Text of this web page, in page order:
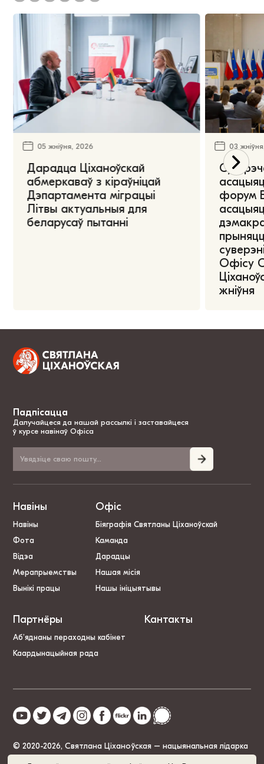
05 жніўня, 2026
Дарадца Ціханоўскай
абмеркаваў з кіраўніцай
Дэпартамента міграцыі
Літвы актуальныя для
беларусаў пытанні
03
форум
Офісу
жніўня
Падпісацца
Далучайцеся да нашай рассылкі і заставайцеся
ў курсе навінаў Офіса
Навіны
Навіны
Фота
Відэа
Мерапрыемствы
Вынікі працы
Офіс
Біяграфія Святланы Ціханоўскай
Каманда
Дарадцы
Нашая місія
Нашы ініцыятывы
Партнёры
Аб’яднаны пераходны кабінет
Каардынацыйная рада
Кантакты
© 2020-2026, Святлана Ціханоўская – нацыянальная лідарка